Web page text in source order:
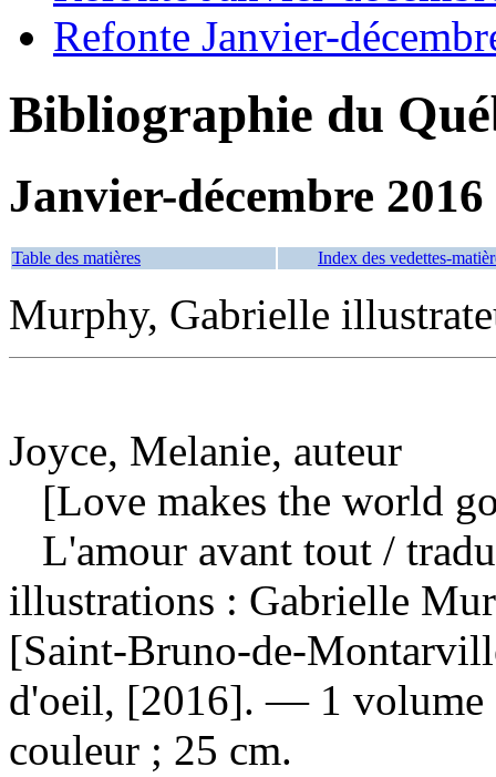
Refonte Janvier-
Bibliographie du
Janvier-décembre 2016
Table des matières Index des vedettes-
Murphy, Gabrielle
Joyce, Melanie, auteur
[Love makes the world
L'amour avant tout /
illustrations : Gabrielle
[Saint-Bruno-de-
d'oeil, [2016]. — 1 volume
couleur ; 25 cm.